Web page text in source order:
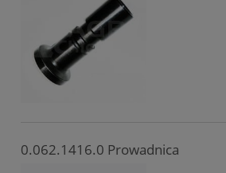
0.062.1416.0 Prowadnica